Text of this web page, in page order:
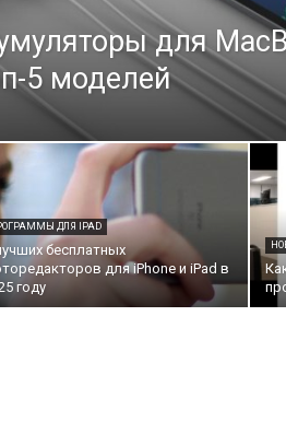
для
5 моделей
ДЛЯ IPAD
бесплатных
для iPhone и iPad в
году